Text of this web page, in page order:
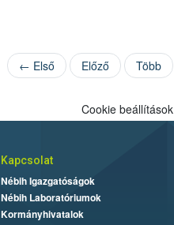
← Első Előző Több
Cookie beállítások
Kapcsolat
Nébih Igazgatóságok
Nébih Laboratóriumok
Kormányhivatalok